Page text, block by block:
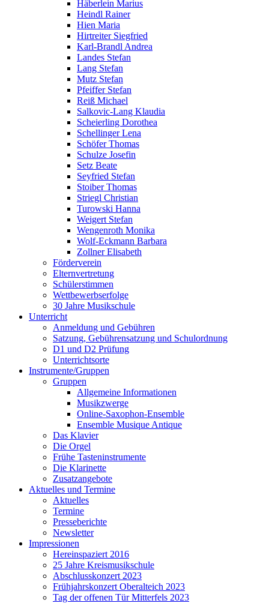
Häberlein Marius
Heindl Rainer
Hien Maria
Hirtreiter Siegfried
Karl-Brandl Andrea
Landes Stefan
Lang Stefan
Mutz Stefan
Pfeiffer Stefan
Reiß Michael
Salkovic-Lang Klaudia
Scheierling Dorothea
Schellinger Lena
Schöfer Thomas
Schulze Josefin
Setz Beate
Seyfried Stefan
Stoiber Thomas
Striegl Christian
Turowski Hanna
Weigert Stefan
Wengenroth Monika
Wolf-Eckmann Barbara
Zollner Elisabeth
Förderverein
Elternvertretung
Schülerstimmen
Wettbewerbserfolge
30 Jahre Musikschule
Unterricht
Anmeldung und Gebühren
Satzung, Gebührensatzung und Schulordnung
D1 und D2 Prüfung
Unterrichtsorte
Instrumente/Gruppen
Gruppen
Allgemeine Informationen
Musikzwerge
Online-Saxophon-Ensemble
Ensemble Musique Antique
Das Klavier
Die Orgel
Frühe Tasteninstrumente
Die Klarinette
Zusatzangebote
Aktuelles und Termine
Aktuelles
Termine
Presseberichte
Newsletter
Impressionen
Hereinspaziert 2016
25 Jahre Kreismusikschule
Abschlusskonzert 2023
Frühjahrskonzert Oberalteich 2023
Tag der offenen Tür Mitterfels 2023